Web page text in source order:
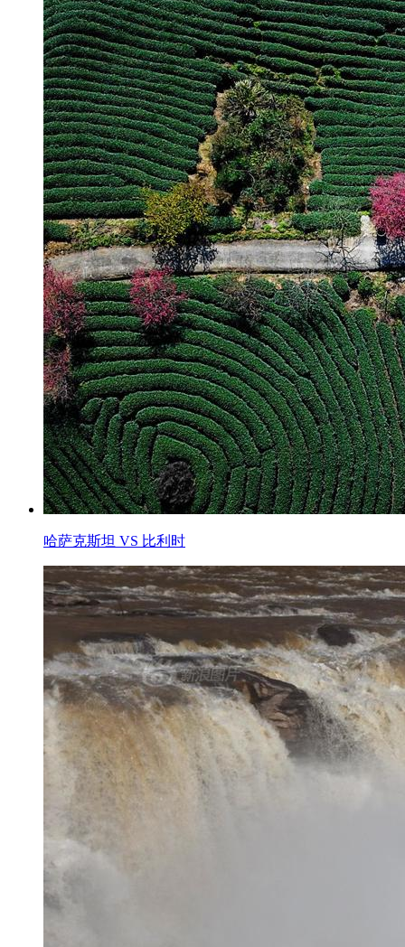
哈萨克斯坦 VS 比利时